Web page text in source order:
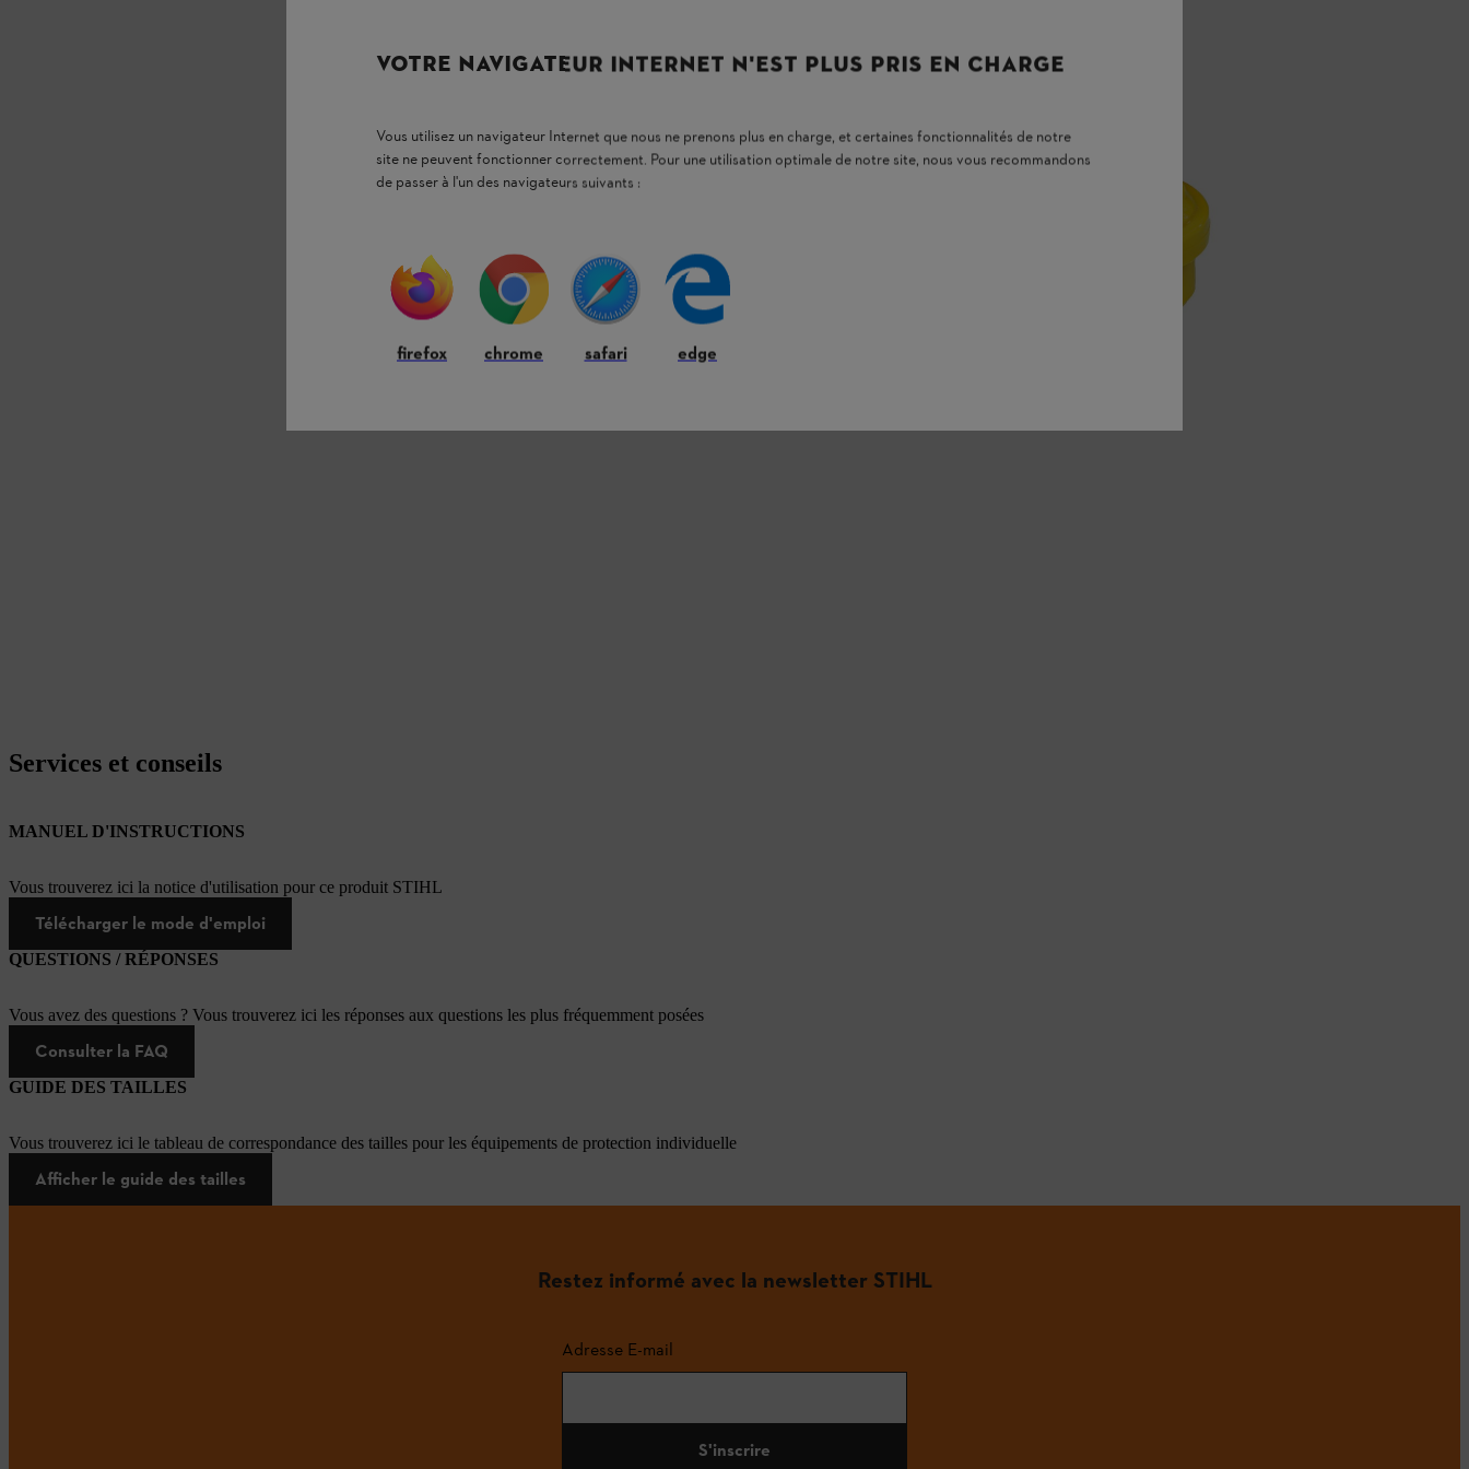
Services et conseils
MANUEL D'INSTRUCTIONS
Vous trouverez ici la notice d'utilisation pour ce produit STIHL
Télécharger le mode d'emploi
QUESTIONS / RÉPONSES
Vous avez des questions ? Vous trouverez ici les réponses aux questions les plus fréquemment posées
Consulter la FAQ
GUIDE DES TAILLES
Vous trouverez ici le tableau de correspondance des tailles pour les équipements de protection individuelle
Afficher le guide des tailles
Restez informé avec la newsletter STIHL
Adresse E-mail
S'inscrire
VOTRE NAVIGATEUR INTERNET N'EST PLUS PRIS EN CHARGE
Vous utilisez un navigateur Internet que nous ne prenons plus en charge, et certaines fonctionnalités de notre
site ne peuvent fonctionner correctement. Pour une utilisation optimale de notre site, nous vous recommandons
de passer à l'un des navigateurs suivants :
firefox chrome safari edge